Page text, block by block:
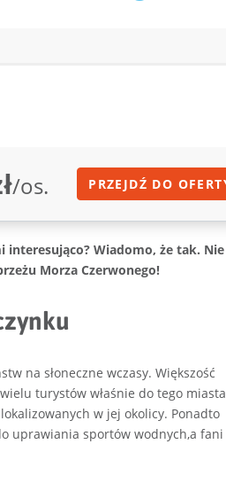
/os. PRZEJDŹ DO
interesująco? Wiadomo, że tak. Nie
Morza Czerwonego!
na słoneczne wczasy. Większość
turystów właśnie do tego
w jej okolicy. Ponadto
uprawiania sportów wodnych,a fani